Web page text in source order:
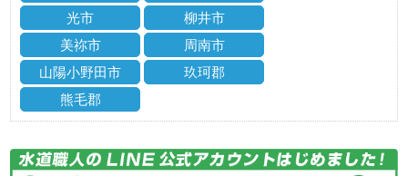
光市
柳井市
美祢市
周南市
山陽小野田市
玖珂郡
熊毛郡